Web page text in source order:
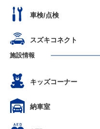
車検/点検
スズキコネクト
施設情報
キッズコーナー
納車室